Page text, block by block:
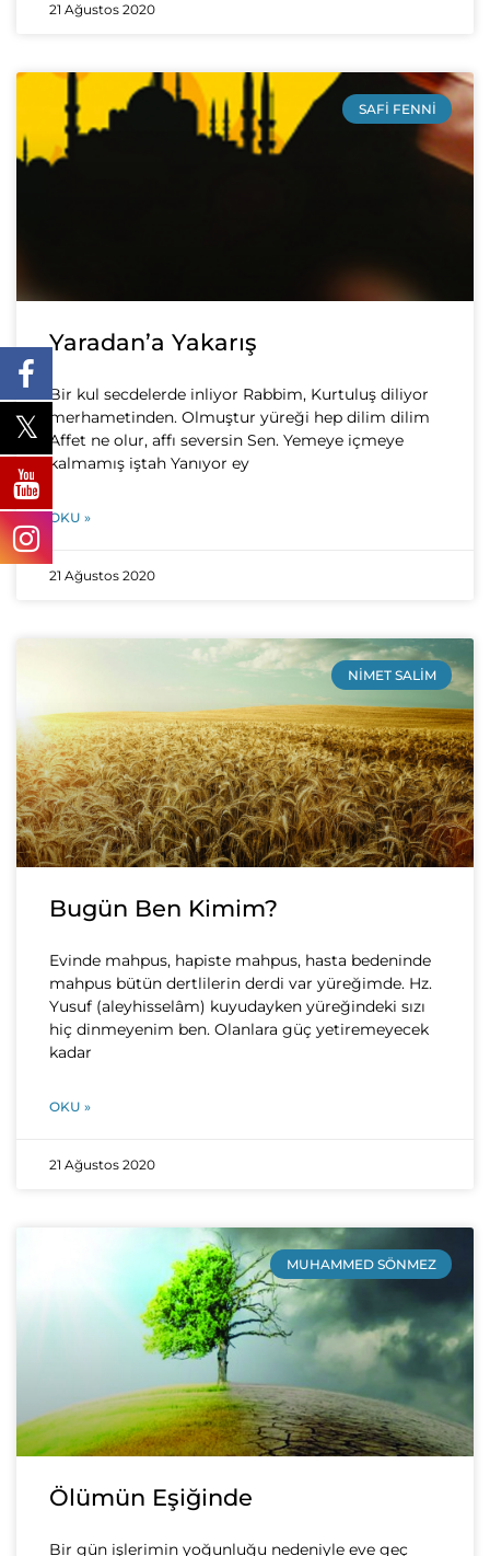
21 Ağustos 2020
SAFI FENNI
Yaradan’a Yakarış
Bir kul secdelerde inliyor Rabbim, Kurtuluş diliyor
merhametinden. Olmuştur yüreği hep dilim dilim
Affet ne olur, affı seversin Sen. Yemeye içmeye
kalmamış iştah Yanıyor ey
OKU »
21 Ağustos 2020
NIMET SALIM
Bugün Ben Kimim?
Evinde mahpus, hapiste mahpus, hasta bedeninde
mahpus bütün dertlilerin derdi var yüreğimde. Hz.
Yusuf (aleyhisselâm) kuyudayken yüreğindeki sızı
hiç dinmeyenim ben. Olanlara güç yetiremeyecek
kadar
OKU »
21 Ağustos 2020
MUHAMMED SÖNMEZ
Ölümün Eşiğinde
Bir gün işlerimin yoğunluğu nedeniyle eve geç